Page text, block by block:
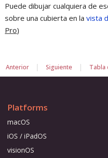
Puede dibujar cualquiera de
sobre una cubierta en la vista
Pro)
Anterior | Siguiente | Tabla
Platforms
macOS
iOS / iPadOS
visionOS